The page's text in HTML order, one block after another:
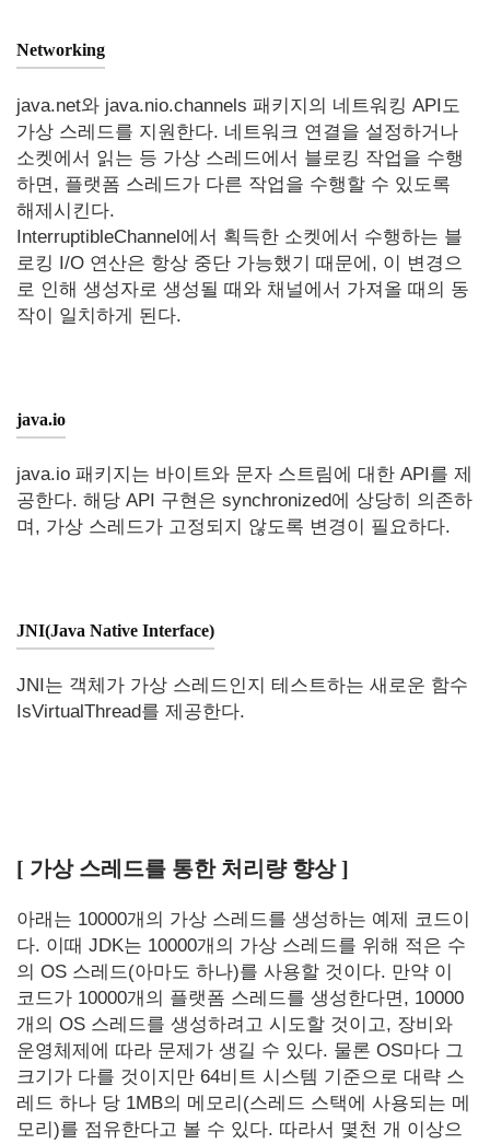
Networking
java.net와 java.nio.channels 패키지의 네트워킹 API도
가상 스레드를 지원한다. 네트워크 연결을 설정하거나
소켓에서 읽는 등 가상 스레드에서 블로킹 작업을 수행
하면, 플랫폼 스레드가 다른 작업을 수행할 수 있도록
해제시킨다.
InterruptibleChannel에서 획득한 소켓에서 수행하는 블
로킹 I/O 연산은 항상 중단 가능했기 때문에, 이 변경으
로 인해 생성자로 생성될 때와 채널에서 가져올 때의 동
작이 일치하게 된다.
java.io
java.io 패키지는 바이트와 문자 스트림에 대한 API를 제
공한다. 해당 API 구현은 synchronized에 상당히 의존하
며, 가상 스레드가 고정되지 않도록 변경이 필요하다.
JNI(Java Native Interface)
JNI는 객체가 가상 스레드인지 테스트하는 새로운 함수
IsVirtualThread를 제공한다.
[ 가상 스레드를 통한 처리량 향상 ]
아래는 10000개의 가상 스레드를 생성하는 예제 코드이
다. 이때 JDK는 10000개의 가상 스레드를 위해 적은 수
의 OS 스레드(아마도 하나)를 사용할 것이다. 만약 이
코드가 10000개의 플랫폼 스레드를 생성한다면, 10000
개의 OS 스레드를 생성하려고 시도할 것이고, 장비와
운영체제에 따라 문제가 생길 수 있다. 물론 OS마다 그
크기가 다를 것이지만 64비트 시스템 기준으로 대략 스
레드 하나 당 1MB의 메모리(스레드 스택에 사용되는 메
모리)를 점유한다고 볼 수 있다. 따라서 몇천 개 이상으